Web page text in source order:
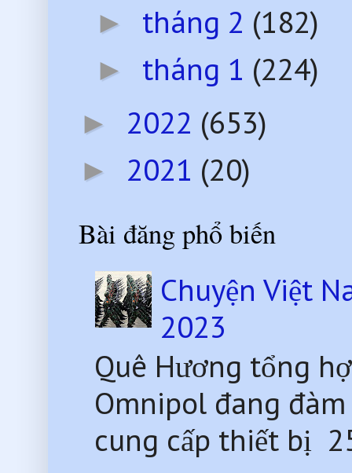
► tháng 2 (182)
► tháng 1 (224)
► 2022 (653)
► 2021 (20)
Bài đăng phổ biến
Chuyện Việt
2023
Quê Hương tổng
Omnipol đang
cung cấp thiết bị